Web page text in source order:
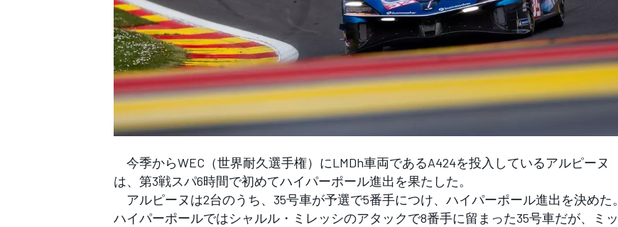
WEC
今季からWEC（世界耐久選手権）にLMDh車両であるA424を投入しているアルピーヌ
は、第3戦スパ6時間で初めてハイパーポール進出を果たした。
アルピーヌは2台のうち、35号車が予選で5番手につけ、ハイパーポール進出を決めた。
ハイパーポールではシャルル・ミレッシのアタックで8番手に留まった35号車だが、ミッ